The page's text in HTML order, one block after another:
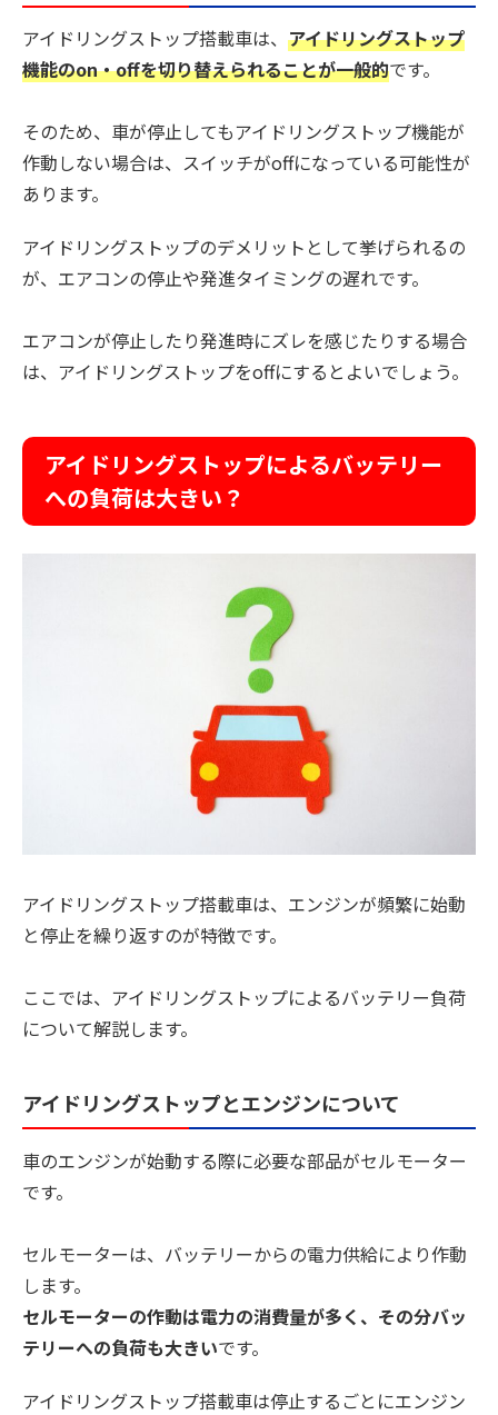
アイドリングストップ搭載車は、 アイドリングストップ
機能のon・offを切り替えられることが一般的です。
そのため、車が停止してもアイドリングストップ機能が
作動しない場合は、スイッチがoffになっている可能性が
あります。
アイドリングストップのデメリットとして挙げられるの
が、エアコンの停止や発進タイミングの遅れです。
エアコンが停止したり発進時にズレを感じたりする場合
は、アイドリングストップをoffにするとよいでしょう。
アイドリングストップによるバッテリー
への負荷は大きい？
アイドリングストップ搭載車は、エンジンが頻繁に始動
と停止を繰り返すのが特徴です。
ここでは、アイドリングストップによるバッテリー負荷
について解説します。
アイドリングストップとエンジンについて
車のエンジンが始動する際に必要な部品がセルモーター
です。
セルモーターは、バッテリーからの電力供給により作動
します。
セルモーターの作動は電力の消費量が多く、その分バッ
テリーへの負荷も大きいです。
アイドリングストップ搭載車は停止するごとにエンジン